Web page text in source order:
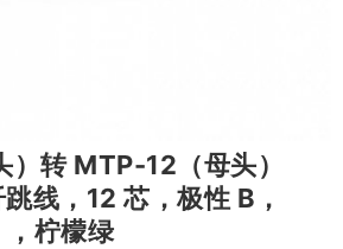
转 MTP-12（母头）
线，12 芯，极性 B，
柠檬绿